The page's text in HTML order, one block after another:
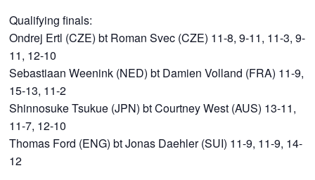
Qualifying finals:
Ondrej Ertl (CZE) bt Roman Svec (CZE) 11-8, 9-11, 11-3, 9-
11, 12-10
Sebastiaan Weenink (NED) bt Damien Volland (FRA) 11-9,
15-13, 11-2
Shinnosuke Tsukue (JPN) bt Courtney West (AUS) 13-11,
11-7, 12-10
Thomas Ford (ENG) bt Jonas Daehler (SUI) 11-9, 11-9, 14-
12